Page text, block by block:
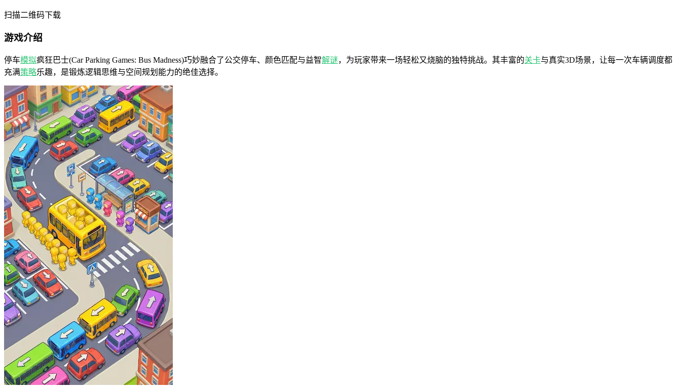
扫描二维码下载
游戏介绍
停车模拟疯狂巴士(Car Parking Games: Bus Madness)巧妙融合了公交停车、颜色匹配与益智解谜，为玩家带来一场轻松又烧脑的独特挑战。其丰富的关卡与真实3D场景，让每一次车辆调度都
充满策略乐趣，是锻炼逻辑思维与空间规划能力的绝佳选择。